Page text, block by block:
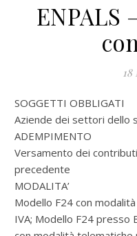
ENPALS
18
SOGGETTI OBBLIGATI
Aziende dei settori dello
ADEMPIMENTO
Versamento dei
precedente
MODALITA’
Modello F24 con
IVA; Modello F24 presso